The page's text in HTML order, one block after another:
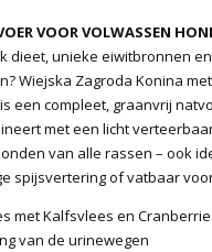
VOOR VOLWASSEN
dieet, unieke eiwitbronnen
Wiejska Zagroda Konina
een compleet, graanvrij
met een licht
van alle rassen – ook
spijsvertering of vatbaar
met Kalfsvlees en
van de urinewegen